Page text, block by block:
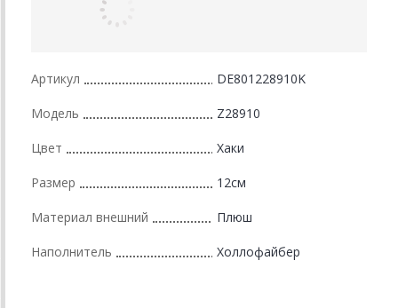
Артикул DE801228910K
Модель Z28910
Цвет Хаки
Размер 12см
Материал внешний Плюш
Наполнитель Холлофайбер